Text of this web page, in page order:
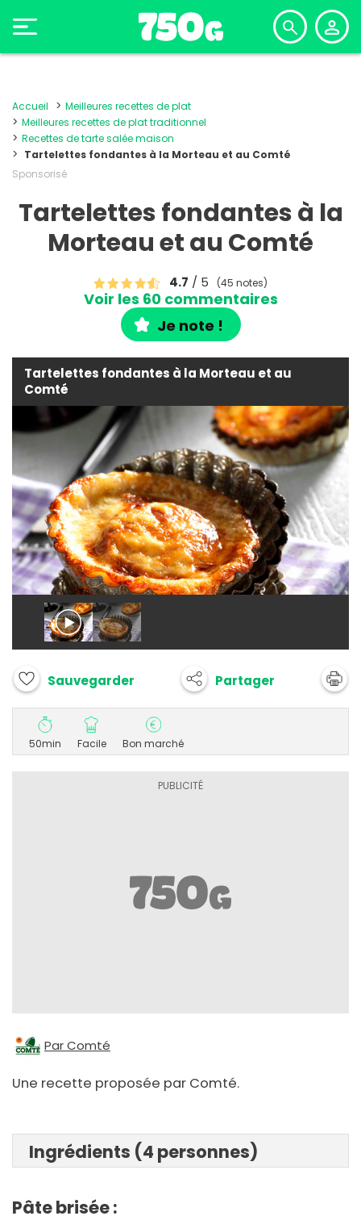
Accueil
Meilleures recettes de plat
Meilleures recettes de plat traditionnel
Recettes de tarte salée maison
Tartelettes fondantes à la Morteau et au Comté
Sponsorisé
Tartelettes fondantes à la
Morteau et au Comté
4.7 / 5 (45 notes)
Voir les 60 commentaires
Je note !
Tartelettes fondantes à la Morteau et au
Comté
Sauvegarder Partager
50min Facile Bon marché
Par Comté
Une recette proposée par Comté.
Ingrédients (4 personnes)
Pâte brisée :